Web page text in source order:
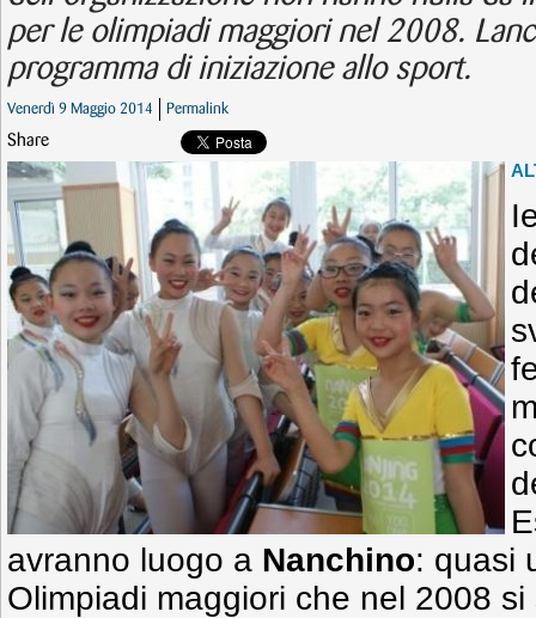
per le olimpiadi maggiori nel 2008.
programma di iniziazione allo sport.
Venerdì 9 Maggio 2014 Permalink
Share
avranno luogo a Nanchino: quasi
Olimpiadi maggiori che nel 2008